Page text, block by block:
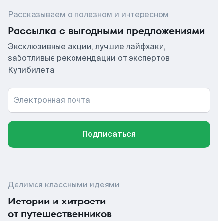
Рассказываем о полезном и интересном
Рассылка с выгодными предложениями
Эксклюзивные акции, лучшие лайфхаки,
заботливые рекомендации от экспертов
Купибилета
Электронная почта
Подписаться
Делимся классными идеями
Истории и хитрости
от путешественников